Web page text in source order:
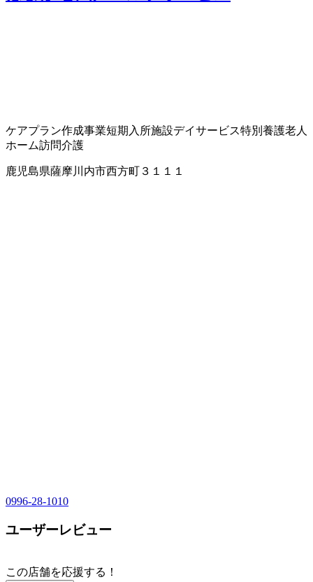
ケアプラン作成事業短期入所施設デイサービス特別養護老人
ホーム訪問介護
鹿児島県薩摩川内市西方町３１１１
0996-28-1010
ユーザーレビュー
この店舗を応援する！